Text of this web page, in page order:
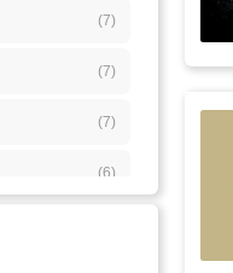
(7)
(7)
(7)
(6)